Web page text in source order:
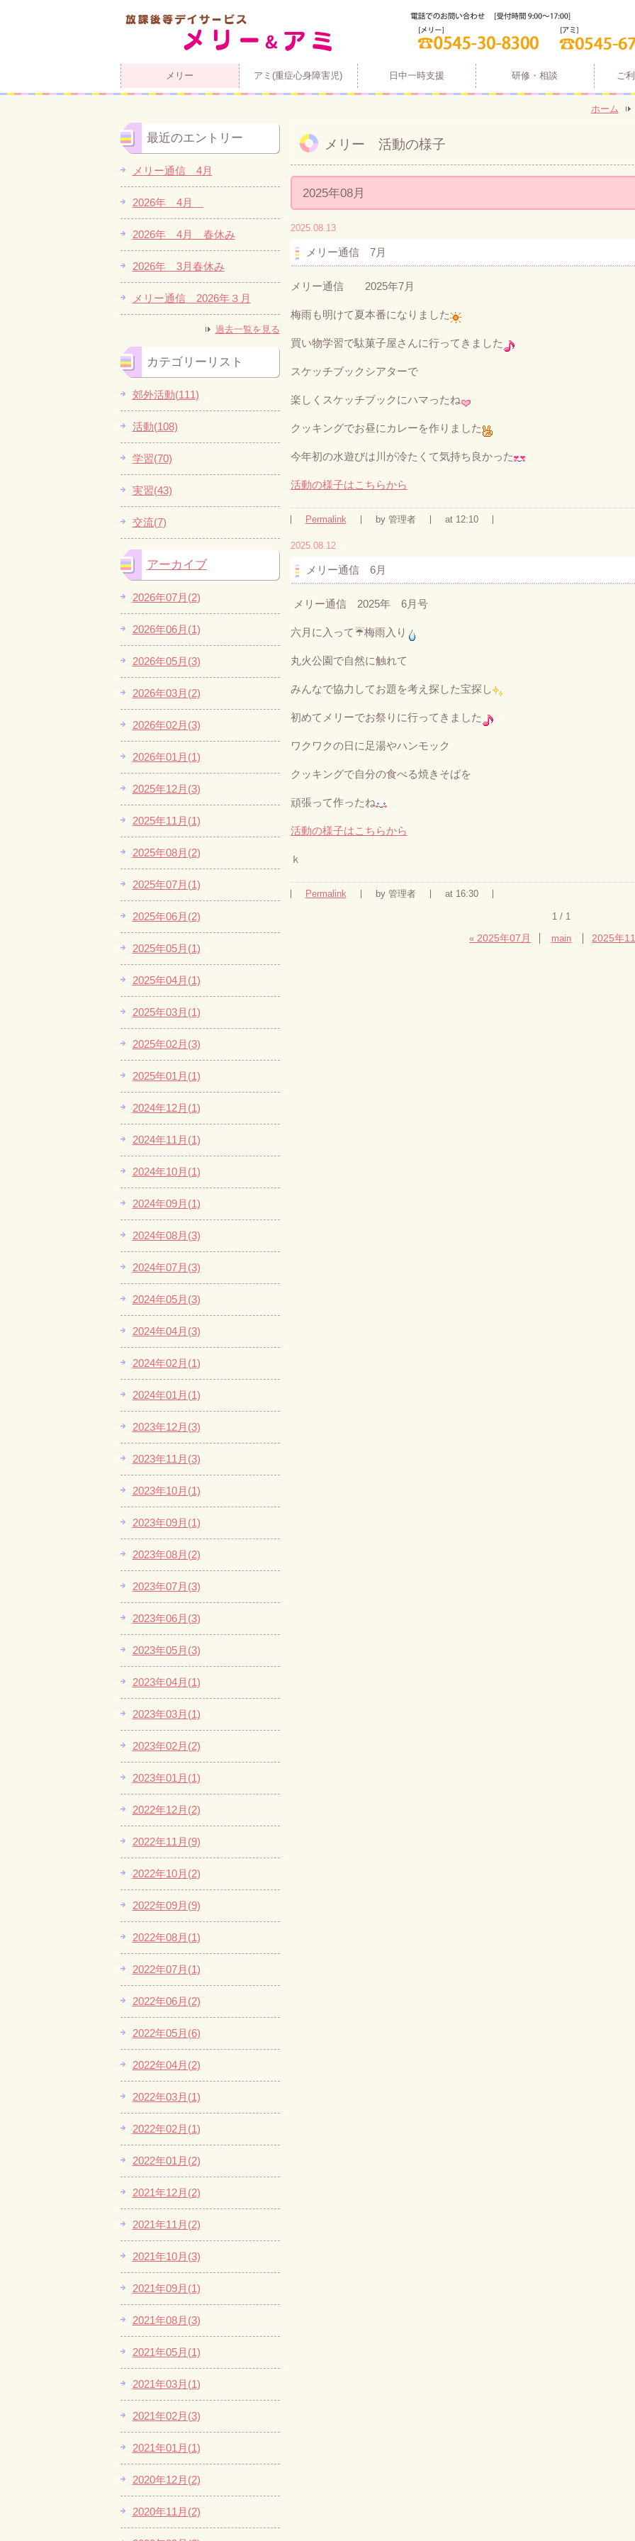
メリー アミ(重症心身障害児) 日中一時支援 研修・相談 ご
ホーム
メリー 活動の様子
2025年08月
2025.08.13
メリー通信 7月
メリー通信 2025年7月
梅雨も明けて夏本番になりました
買い物学習で駄菓子屋さんに行ってきました
スケッチブックシアターで
楽しくスケッチブックにハマったね
クッキングでお昼にカレーを作りました
今年初の水遊びは川が冷たくて気持ち良かった
活動の様子はこちらから
Permalink by 管理者 at 12:10
2025.08.12
メリー通信 6月
メリー通信 2025年 6月号
六月に入って☔梅雨入り
丸火公園で自然に触れて
みんなで協力してお題を考え探した宝探し
初めてメリーでお祭りに行ってきました
ワクワクの日に足湯やハンモック
クッキングで自分の食べる焼きそばを
頑張って作ったね
活動の様子はこちらから
ｋ
Permalink by 管理者 at 16:30
1 / 1
«2025年07月 main 2025年
最近のエントリー
メリー通信 4月
2026年 4月
2026年 4月 春休み
2026年 3月春休み
メリー通信 2026年３月
過去一覧を見る
カテゴリーリスト
郊外活動(111)
活動(108)
学習(70)
実習(43)
交流(7)
アーカイブ
2026年07月(2)
2026年06月(1)
2026年05月(3)
2026年03月(2)
2026年02月(3)
2026年01月(1)
2025年12月(3)
2025年11月(1)
2025年08月(2)
2025年07月(1)
2025年06月(2)
2025年05月(1)
2025年04月(1)
2025年03月(1)
2025年02月(3)
2025年01月(1)
2024年12月(1)
2024年11月(1)
2024年10月(1)
2024年09月(1)
2024年08月(3)
2024年07月(3)
2024年05月(3)
2024年04月(3)
2024年02月(1)
2024年01月(1)
2023年12月(3)
2023年11月(3)
2023年10月(1)
2023年09月(1)
2023年08月(2)
2023年07月(3)
2023年06月(3)
2023年05月(3)
2023年04月(1)
2023年03月(1)
2023年02月(2)
2023年01月(1)
2022年12月(2)
2022年11月(9)
2022年10月(2)
2022年09月(9)
2022年08月(1)
2022年07月(1)
2022年06月(2)
2022年05月(6)
2022年04月(2)
2022年03月(1)
2022年02月(1)
2022年01月(2)
2021年12月(2)
2021年11月(2)
2021年10月(3)
2021年09月(1)
2021年08月(3)
2021年05月(1)
2021年03月(1)
2021年02月(3)
2021年01月(1)
2020年12月(2)
2020年11月(2)